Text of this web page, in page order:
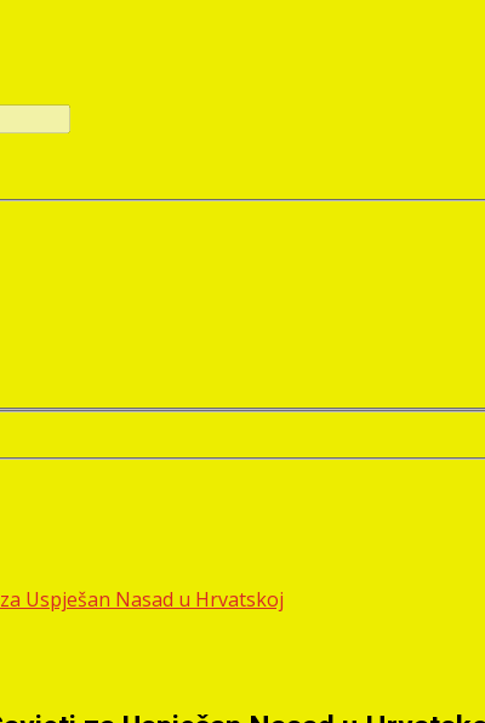
Uspješan Nasad u Hrvatskoj